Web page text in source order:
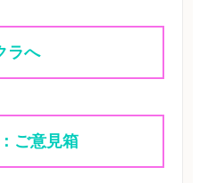
ラへ
ご意見箱